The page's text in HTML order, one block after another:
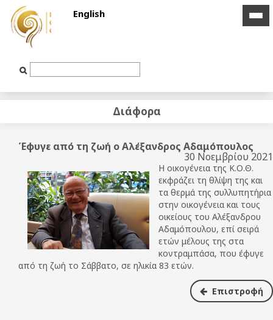
icon
icon
English
Input
Διάφορα
Έφυγε από τη ζωή ο Αλέξανδρος Αδαμόπουλος
30 Νοεμβρίου 2021
Η οικογένεια της Κ.Ο.Θ.
εκφράζει τη θλίψη της και
τα θερμά της συλλυπητήρια
στην οικογένεια και τους
οικείους του Αλέξανδρου
Αδαμόπουλου, επί σειρά
ετών μέλους της στα
κοντραμπάσα, που έφυγε
από τη ζωή το Σάββατο, σε ηλικία 83 ετών.
Επιστροφή